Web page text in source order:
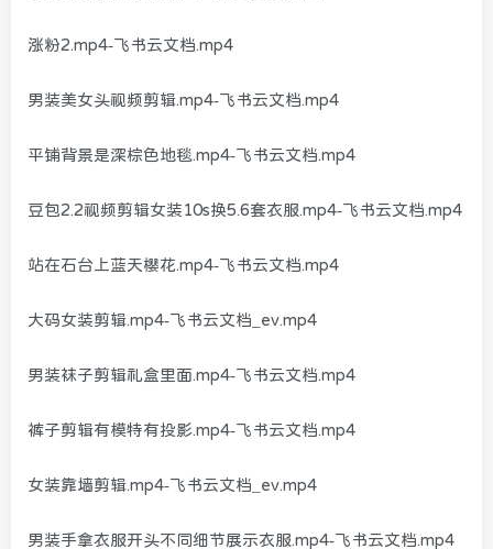
涨粉2.mp4-飞书云文档.mp4
男装美女头视频剪辑.mp4-飞书云文档.mp4
平铺背景是深棕色地毯.mp4-飞书云文档.mp4
豆包2.2视频剪辑女装10s换5.6套衣服.mp4-飞书云文档.mp4
站在石台上蓝天樱花.mp4-飞书云文档.mp4
大码女装剪辑.mp4-飞书云文档_ev.mp4
男装袜子剪辑礼盒里面.mp4-飞书云文档.mp4
裤子剪辑有模特有投影.mp4-飞书云文档.mp4
女装靠墙剪辑.mp4-飞书云文档_ev.mp4
男装手拿衣服开头不同细节展示衣服.mp4-飞书云文档.mp4